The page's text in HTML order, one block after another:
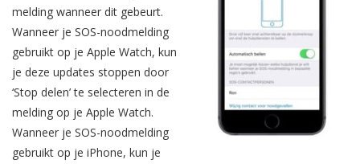
melding wanneer dit gebeurt.
Wanneer je SOS-noodmelding
gebruikt op je Apple Watch, kun
je deze updates stoppen door
‘Stop delen’ te selecteren in de
melding op je Apple Watch.
Wanneer je SOS-noodmelding
gebruikt op je iPhone, kun je